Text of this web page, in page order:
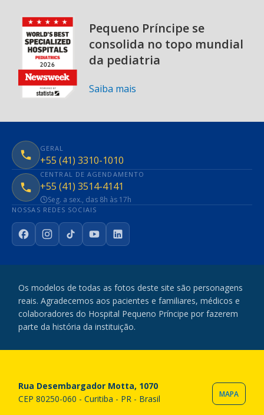
Pequeno Príncipe se
consolida no topo mundial
da pediatria
Saiba mais
GERAL
+55 (41) 3310-1010
CENTRAL DE AGENDAMENTO
+55 (41) 3514-4141
Seg. a sex., das 8h às 17h
NOSSAS REDES SOCIAIS
FacebookInstagram
TikTokYouTubeLinkedIn
Os modelos de todas as fotos deste site são personagens
reais. Agradecemos aos pacientes e familiares, médicos e
colaboradores do Hospital Pequeno Príncipe por fazerem
parte da história da instituição.
Rua Desembargador Motta, 1070
CEP 80250-060 - Curitiba - PR - Brasil
MAPA